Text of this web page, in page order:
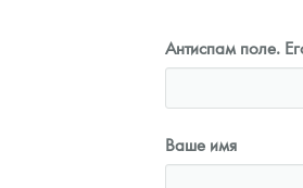
Антиспам поле.
Ваше имя